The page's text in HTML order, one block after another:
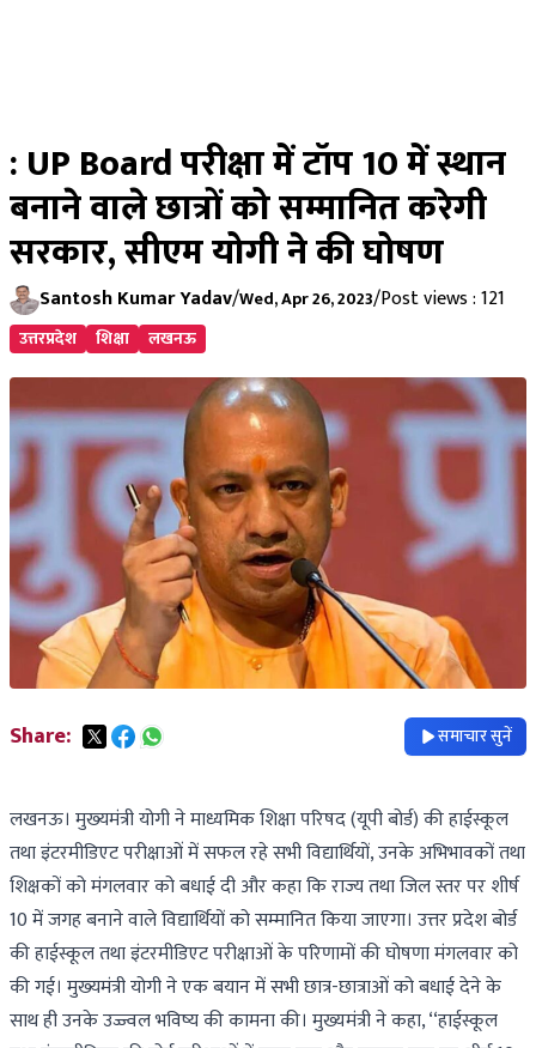
: UP Board परीक्षा में टॉप 10 में स्थान
बनाने वाले छात्रों को सम्मानित करेगी
सरकार, सीएम योगी ने की घोषण
Santosh Kumar Yadav/Wed, Apr 26, 2023/Post views : 121
उत्तरप्रदेश शिक्षा लखनऊ
Share: समाचार सुनें
लखनऊ। मुख्‍यमंत्री योगी ने माध्यमिक शिक्षा परिषद (यूपी बोर्ड) की हाईस्कूल
तथा इंटरमीडिएट परीक्षाओं में सफल रहे सभी विद्यार्थियों, उनके अभिभावकों तथा
शिक्षकों को मंगलवार को बधाई दी और कहा कि राज्य तथा जिल स्तर पर शीर्ष
10 में जगह बनाने वाले विद्यार्थियों को सम्मानित किया जाएगा। उत्तर प्रदेश बोर्ड
की हाईस्कूल तथा इंटरमीडिएट परीक्षाओं के परिणामों की घोषणा मंगलवार को
की गई। मुख्‍यमंत्री योगी ने एक बयान में सभी छात्र-छात्राओं को बधाई देने के
साथ ही उनके उज्ज्वल भविष्य की कामना की। मुख्यमंत्री ने कहा, ‘‘हाईस्कूल